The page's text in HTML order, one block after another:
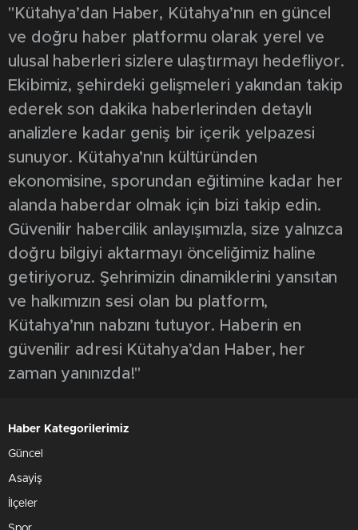
"Kütahya’dan Haber, Kütahya’nın en güncel
ve doğru haber platformu olarak yerel ve
ulusal haberleri sizlere ulaştırmayı hedefliyor.
Ekibimiz, şehirdeki gelişmeleri yakından takip
ederek son dakika haberlerinden detaylı
analizlere kadar geniş bir içerik yelpazesi
sunuyor. Kütahya’nın kültüründen
ekonomisine, sporundan eğitimine kadar her
alanda haberdar olmak için bizi takip edin.
Güvenilir habercilik anlayışımızla, size yalnızca
doğru bilgiyi aktarmayı önceliğimiz haline
getiriyoruz. Şehrimizin dinamiklerini yansıtan
ve halkımızın sesi olan bu platform,
Kütahya’nın nabzını tutuyor. Haberin en
güvenilir adresi Kütahya’dan Haber, her
zaman yanınızda!"
Haber Kategorilerimiz
Güncel
Asayiş
İlçeler